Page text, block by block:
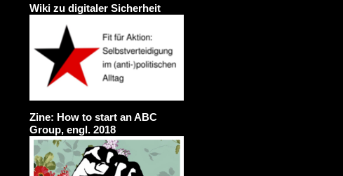
Wiki zu digitaler Sicherheit
Zine: How to start an ABC
Group, engl. 2018